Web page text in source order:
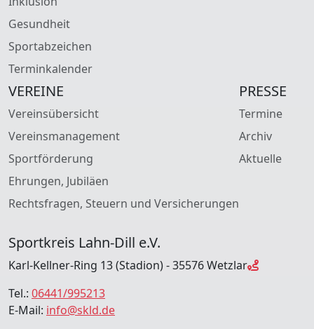
Gesundheit
Sportabzeichen
Terminkalender
VEREINE
Vereinsübersicht
Vereinsmanagement
Sportförderung
Ehrungen, Jubiläen
Rechtsfragen, Steuern und Versicherungen
PRESSE
Termine
Archiv
Aktuelle
Sportkreis Lahn-Dill e.V.
Karl-Kellner-Ring 13 (Stadion) - 35576 Wetzlar
Tel.: 06441/995213
E-Mail: info@skld.de